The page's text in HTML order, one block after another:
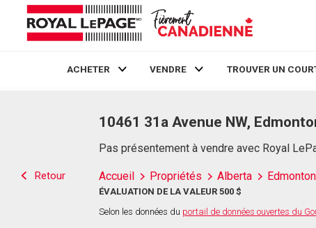
ACHETER VENDRE TROUVER UN
Retour
10461 31a Avenue NW,
Pas présentement à vendre avec Royal
Accueil Propriétés Alberta Edmonton
ÉVALUATION DE LA VALEUR 500 $
Selon les données du portail de données ouvertes du